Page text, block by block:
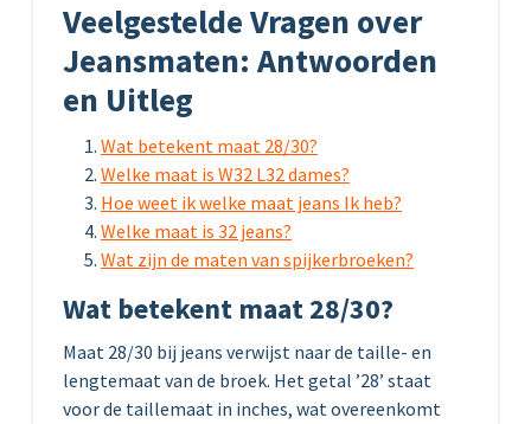
Veelgestelde Vragen over
Jeansmaten: Antwoorden
en Uitleg
Wat betekent maat 28/30?
Welke maat is W32 L32 dames?
Hoe weet ik welke maat jeans Ik heb?
Welke maat is 32 jeans?
Wat zijn de maten van spijkerbroeken?
Wat betekent maat 28/30?
Maat 28/30 bij jeans verwijst naar de taille- en
lengtemaat van de broek. Het getal ’28’ staat
voor de taillemaat in inches, wat overeenkomt